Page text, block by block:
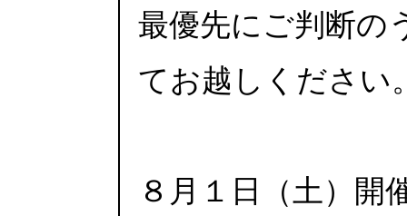
最優先にご判断の
てお越しください
８月１日（土）開